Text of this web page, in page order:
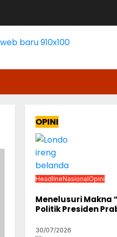
OPINI
HeadlineNasionalOpini
Menelusuri Makna
Politik Presiden
30/07/2026